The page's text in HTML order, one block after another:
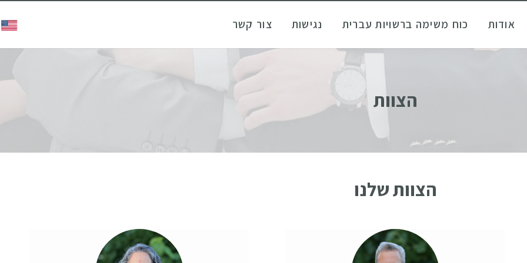
אודות כוח משימה ברשויות עברית נגישות צור קשר
הצוות
הצוות שלנו